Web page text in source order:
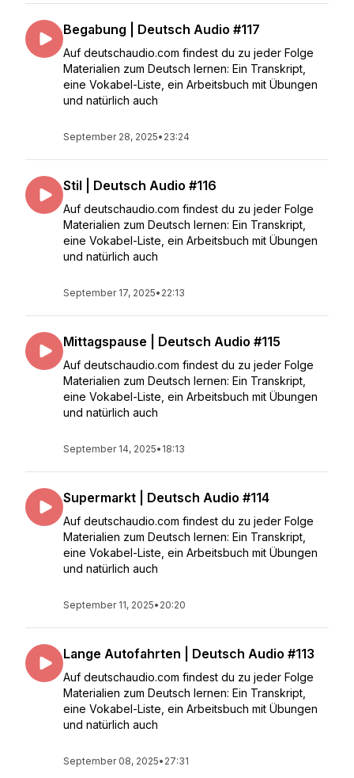
Begabung | Deutsch Audio #117
Auf deutschaudio.com findest du zu jeder Folge
Materialien zum Deutsch lernen: Ein Transkript,
eine Vokabel-Liste, ein Arbeitsbuch mit Übungen
und natürlich auch
September 28, 2025• 23:24
Stil | Deutsch Audio #116
Auf deutschaudio.com findest du zu jeder Folge
Materialien zum Deutsch lernen: Ein Transkript,
eine Vokabel-Liste, ein Arbeitsbuch mit Übungen
und natürlich auch
September 17, 2025• 22:13
Mittagspause | Deutsch Audio #115
Auf deutschaudio.com findest du zu jeder Folge
Materialien zum Deutsch lernen: Ein Transkript,
eine Vokabel-Liste, ein Arbeitsbuch mit Übungen
und natürlich auch
September 14, 2025• 18:13
Supermarkt | Deutsch Audio #114
Auf deutschaudio.com findest du zu jeder Folge
Materialien zum Deutsch lernen: Ein Transkript,
eine Vokabel-Liste, ein Arbeitsbuch mit Übungen
und natürlich auch
September 11, 2025• 20:20
Lange Autofahrten | Deutsch Audio #113
Auf deutschaudio.com findest du zu jeder Folge
Materialien zum Deutsch lernen: Ein Transkript,
eine Vokabel-Liste, ein Arbeitsbuch mit Übungen
und natürlich auch
September 08, 2025• 27:31